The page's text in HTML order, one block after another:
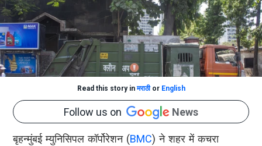
Read this story inमराठीor English
Follow us on News
बृहन्मुंबई म्युनिसिपल कॉर्पोरेशन (BMC) ने शहर में कचरा